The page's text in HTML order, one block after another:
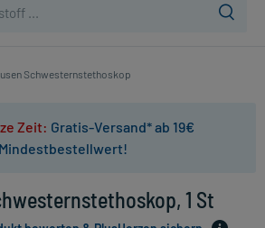
Schwesternstethoskop
Zeit: Gratis-Versand* ab 19€
Mindestbestellwert!
1 St